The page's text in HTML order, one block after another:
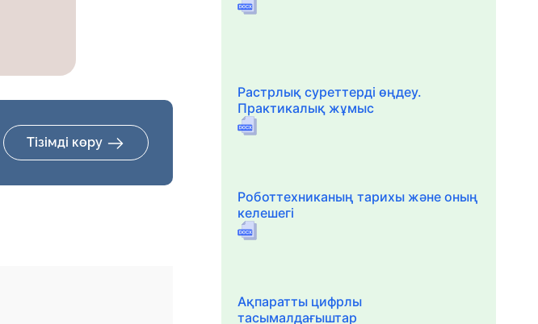
Тізімді көру
Растрлық суреттерді өңдеу.
Практикалық жұмыс
Роботтехниканың тарихы және оның
келешегі
Ақпаратты цифрлы
тасымалдағыштар